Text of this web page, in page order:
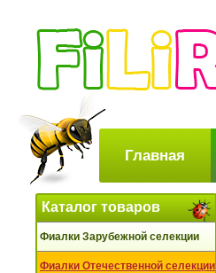
Главная
Каталог товаров
Фиалки Зарубежной селекции
Фиалки Отечественной селекции